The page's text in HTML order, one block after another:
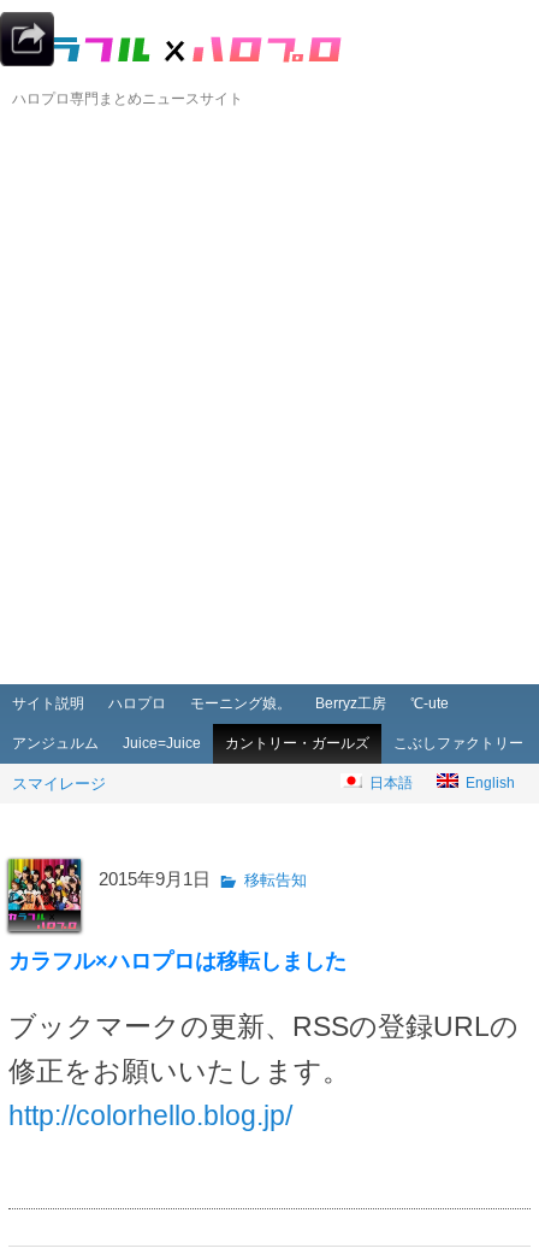
ハロプロ専門まとめニュースサイト
メインメニュー
メインコンテンツへ移動
サブコンテンツへ移動
サイト説明 ハロプロ モーニング娘。 Berryz工房 ℃-ute
アンジュルム Juice=Juice カントリー・ガールズ こぶしファクトリー
スマイレージ 日本語 English
2015年9月1日 移転告知
カラフル×ハロプロは移転しました
ブックマークの更新、RSSの登録URLの
修正をお願いいたします。
http://colorhello.blog.jp/